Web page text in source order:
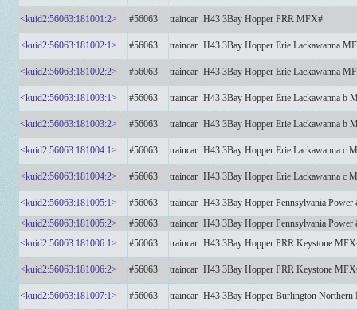
<kuid2:56063:181001:2> #56063 traincar H43 3Bay Hopper PRR MFX#
<kuid2:56063:181002:1> #56063 traincar H43 3Bay Hopper Erie Lackawanna
<kuid2:56063:181002:2> #56063 traincar H43 3Bay Hopper Erie Lackawanna
<kuid2:56063:181003:1> #56063 traincar H43 3Bay Hopper Erie Lackawanna b
<kuid2:56063:181003:2> #56063 traincar H43 3Bay Hopper Erie Lackawanna b
<kuid2:56063:181004:1> #56063 traincar H43 3Bay Hopper Erie Lackawanna c
<kuid2:56063:181004:2> #56063 traincar H43 3Bay Hopper Erie Lackawanna c
<kuid2:56063:181005:1> #56063 traincar H43 3Bay Hopper Pennsylvania
<kuid2:56063:181005:2>
#56063 traincar H43 3Bay Hopper Pennsylvania
<kuid2:56063:181006:1>
#56063 traincar H43 3Bay Hopper PRR Keystone
<kuid2:56063:181006:2> #56063 traincar H43 3Bay Hopper PRR Keystone
<kuid2:56063:181007:1> #56063 traincar H43 3Bay Hopper Burlington